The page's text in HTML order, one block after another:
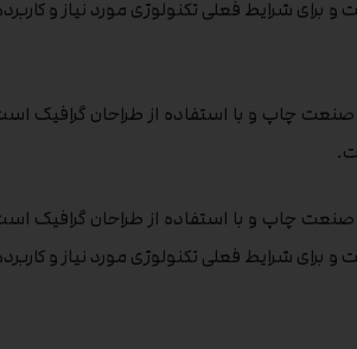
برای شرایط فعلی تکنولوژی مورد نیاز و
صنعت چاپ و با استفاده از طراحان گرافیک
صنعت چاپ و با استفاده از طراحان گرافیک
برای شرایط فعلی تکنولوژی مورد نیاز و